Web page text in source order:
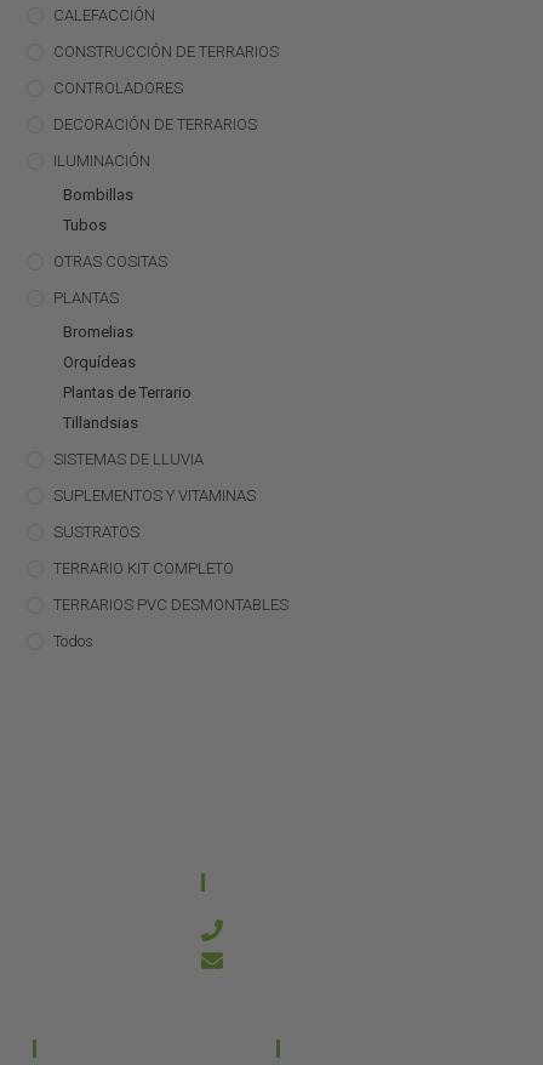
CALEFACCIÓN
CONSTRUCCIÓN DE TERRARIOS
CONTROLADORES
DECORACIÓN DE TERRARIOS
ILUMINACIÓN
Bombillas
Tubos
OTRAS COSITAS
PLANTAS
Bromelias
Orquídeas
Plantas de Terrario
Tillandsias
SISTEMAS DE LLUVIA
SUPLEMENTOS Y VITAMINAS
SUSTRATOS
TERRARIO KIT COMPLETO
TERRARIOS PVC DESMONTABLES
Todos